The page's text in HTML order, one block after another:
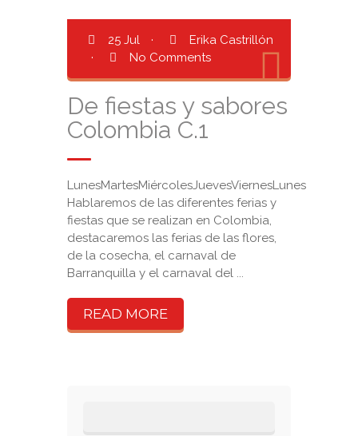
25 Jul ·
Erika Castrillón
·
No Comments
De fiestas y sabores
Colombia C.1
LunesMartesMiércolesJuevesViernesLunes
Hablaremos de las diferentes ferias y
fiestas que se realizan en Colombia,
destacaremos las ferias de las flores,
de la cosecha, el carnaval de
Barranquilla y el carnaval del ...
READ MORE